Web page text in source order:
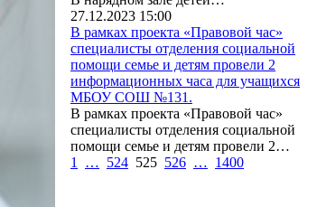
27.12.2023 15:00
В рамках проекта «Правовой час»
специалисты отделения социальной
помощи семье и детям провели 2
информационных часа для учащихся
МБОУ СОШ №131.
В рамках проекта «Правовой час»
специалисты отделения социальной
помощи семье и детям провели 2…
1
… 524 525 526 … 1400